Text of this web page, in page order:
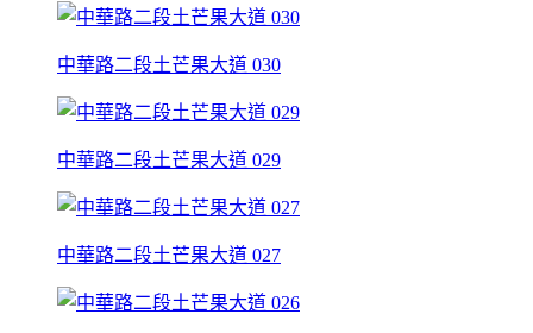
中華路二段土芒果大道 030
中華路二段土芒果大道 029
中華路二段土芒果大道 027